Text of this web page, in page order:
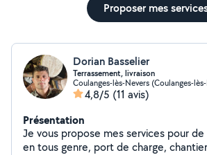
Proposer mes
Dorian Basselier
Terrassement, livraison
Coulanges-lès-Nevers (Coulanges-
4,8/5 (11 avis)
Présentation
Je vous propose mes services pour
en tous genre, port de charge,